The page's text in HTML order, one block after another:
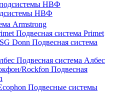
НВФ
Armstrong
Подвесная система Primet
Подвесная система
Подвесная система Албес
Подвесная
Подвесные системы